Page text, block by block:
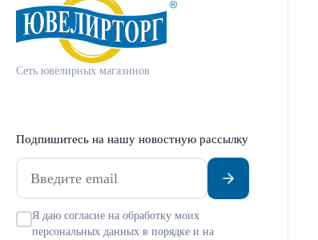
Сеть ювелирных магазинов
Подпишитесь на нашу новостную рассылку
Я даю согласие на обработку моих
персональных данных в порядке и на